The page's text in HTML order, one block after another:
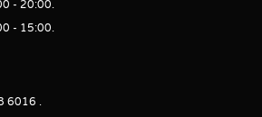
- 20:00
- 15:00
6016